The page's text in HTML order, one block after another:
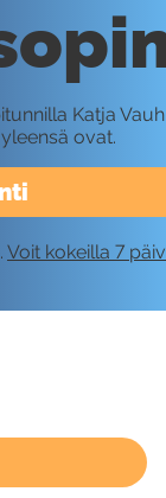
Katja
ovat.
Voit kokeilla 7